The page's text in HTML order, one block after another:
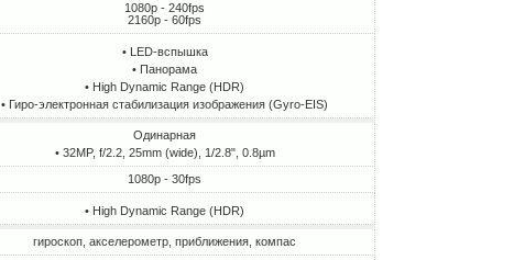
1080p - 240fps
2160p - 60fps
• LED-вспышка
• Панорама
• High Dynamic Range (HDR)
• Гиро-электронная стабилизация изображения (Gyro-EIS)
Одинарная
• 32MP, f/2.2, 25mm (wide), 1/2.8", 0.8µm
1080p - 30fps
• High Dynamic Range (HDR)
гироскоп, акселерометр, приближения, компас